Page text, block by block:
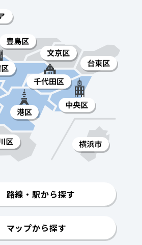
路線・駅から探す
マップから探す